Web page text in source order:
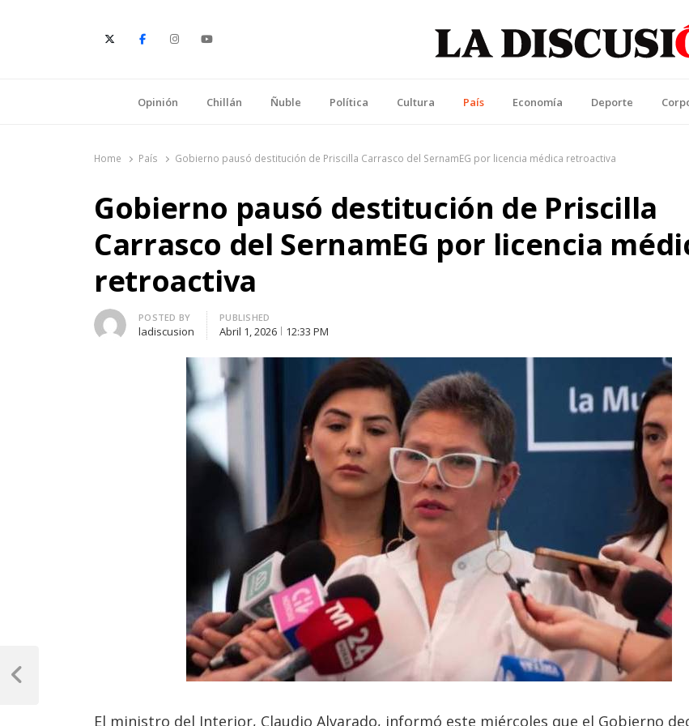
Opinión Chillán Ñuble Política Cultura País Economía Deporte
Home País Gobierno pausó destitución de Priscilla Carrasco del SernamEG por licencia médica retroactiva
Gobierno pausó destitución de Priscilla
Carrasco del SernamEG por licencia
retroactiva
Author
POSTED BY
ladiscusion
PUBLISHED
Abril 1, 2026 12:33 PM
El ministro del Interior, Claudio Alvarado, informó este miércoles que el Gobierno
Navegación
de
Previous